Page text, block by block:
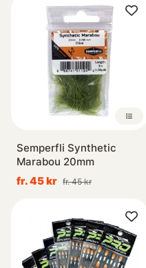
Semperfli Synthetic
Marabou 20mm
fr. 45 kr fr. 45 kr